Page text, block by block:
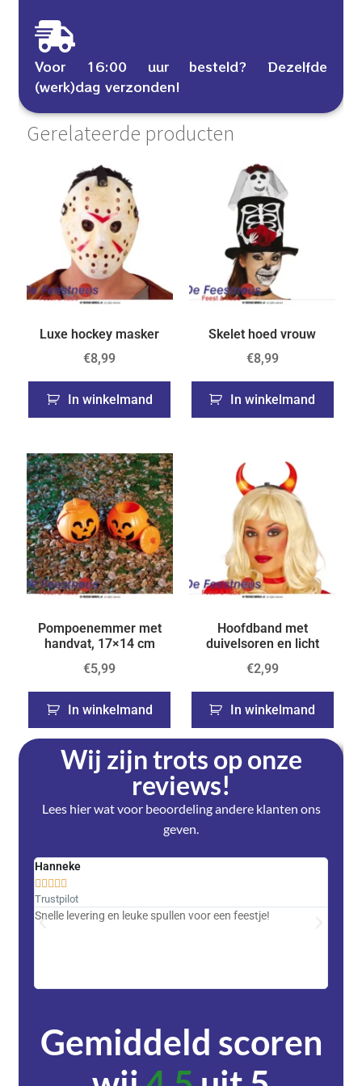
Voor 16:00 uur besteld? Dezelfde
(werk)dag verzonden!
Gerelateerde producten
Luxe hockey masker
€8,99
In winkelmand
Skelet hoed vrouw
€8,99
In winkelmand
Pompoenemmer met
handvat, 17×14 cm
€5,99
In winkelmand
Hoofdband met
duivelsoren en licht
€2,99
In winkelmand
Wij zijn trots op onze
reviews!
Lees hier wat voor beoordeling andere klanten ons
geven.
Hanneke
    
Trustpilot
Snelle levering en leuke spullen voor een feestje!
Gemiddeld scoren